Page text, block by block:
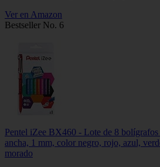
Ver en Amazon
Bestseller No. 6
Pentel iZee BX460 - Lote de 8 bolígrafos
ancha, 1 mm, color negro, rojo, azul,
morado